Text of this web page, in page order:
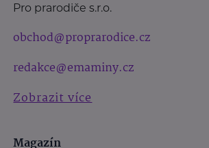
Pro prarodiče s.r.o.
obchod@proprarodice.cz
redakce@emaminy.cz
Zobrazit více
Magazín